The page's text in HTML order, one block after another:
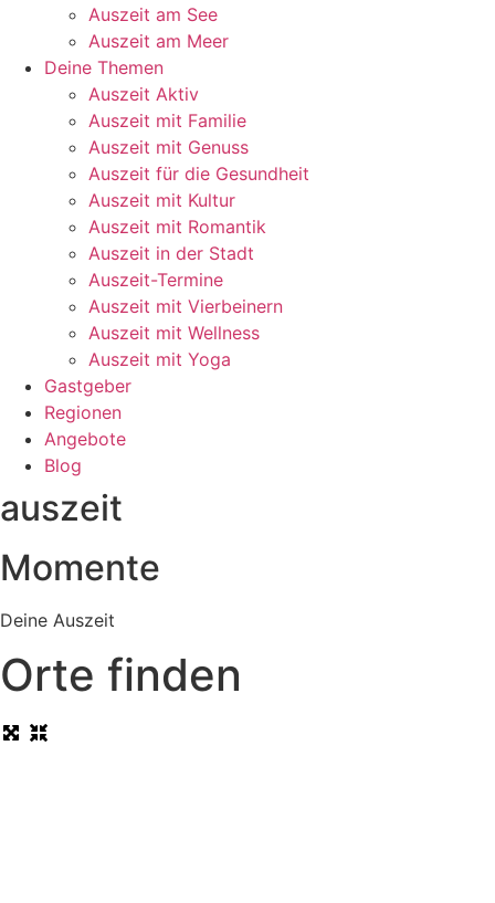
Auszeit am See
Auszeit am Meer
Deine Themen
Auszeit Aktiv
Auszeit mit Familie
Auszeit mit Genuss
Auszeit für die Gesundheit
Auszeit mit Kultur
Auszeit mit Romantik
Auszeit in der Stadt
Auszeit-Termine
Auszeit mit Vierbeinern
Auszeit mit Wellness
Auszeit mit Yoga
Gastgeber
Regionen
Angebote
Blog
auszeit
Momente
Deine Auszeit
Orte finden